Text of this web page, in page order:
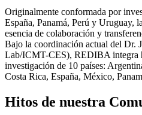
Originalmente conformada por
España, Panamá, Perú y Uruguay,
esencia de colaboración y
Bajo la coordinación actual del Dr.
Lab/ICMT-CES), REDIBA integra
investigación de 10 países:
Costa Rica, España, México,
Hitos de nuestra